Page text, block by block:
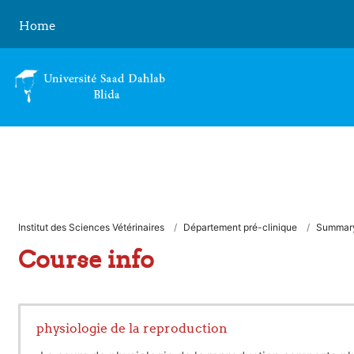
Home
Institut des Sciences Vétérinaires Département pré-clinique
Course info
physiologie de la reproduction